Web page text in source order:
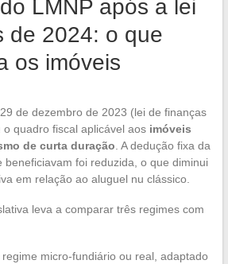
LMNP após a lei
de 2024: o que
os imóveis
de dezembro de 2023 (lei de finanças
quadro fiscal aplicável aos imóveis
de curta duração. A dedução fixa da
beneficiavam foi reduzida, o que diminui
em relação ao aluguel nu clássico.
leva a comparar três regimes com
micro-fundiário ou real, adaptado